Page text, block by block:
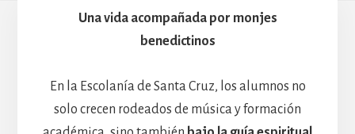
Una vida acompañada por monjes
benedictinos
En la Escolanía de Santa Cruz, los alumnos no
solo crecen rodeados de música y formación